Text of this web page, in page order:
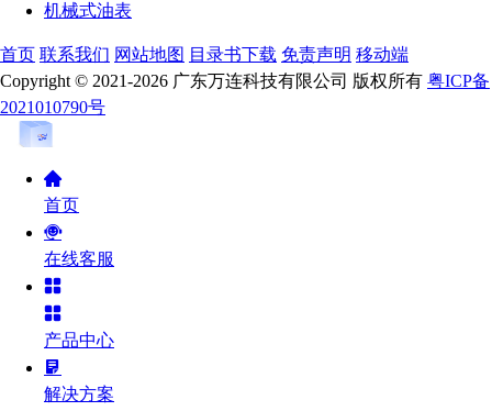
机械式油表
首页 联系我们 网站地图 目录书下载 免责声明 移动端
Copyright © 2021-2026 广东万连科技有限公司 版权所有 粤ICP备
2021010790号
首页
在线客服
产品中心
解决方案